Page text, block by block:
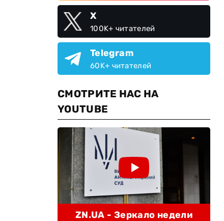
X
100K+ читателей
Telegram
60K+ читателей
СМОТРИТЕ НАС НА
YOUTUBE
ZN.UA - Зеркало недели